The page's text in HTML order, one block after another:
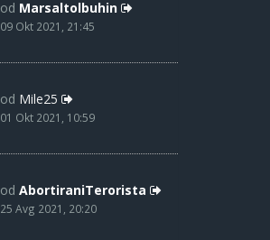
od Marsaltolbuhin
09 Okt 2021, 21:45
od Mile25
01 Okt 2021, 10:59
od AbortiraniTerorista
25 Avg 2021, 20:20